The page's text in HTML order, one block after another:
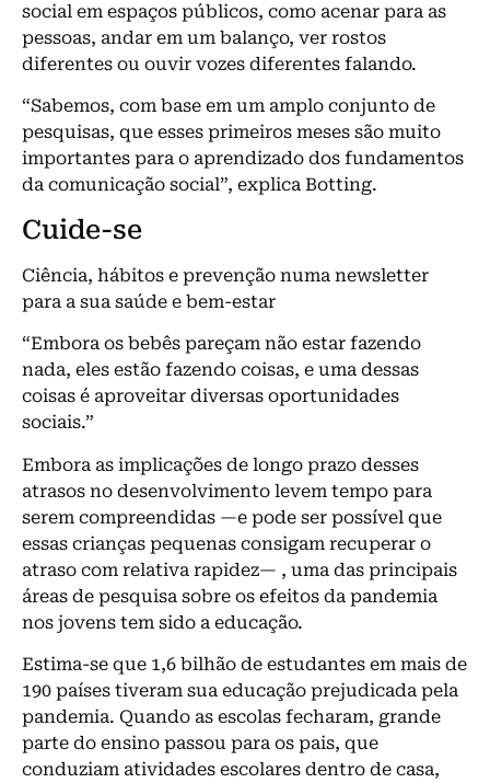
social em espaços públicos, como acenar para as
pessoas, andar em um balanço, ver rostos
diferentes ou ouvir vozes diferentes falando.
“Sabemos, com base em um amplo conjunto de
pesquisas, que esses primeiros meses são muito
importantes para o aprendizado dos fundamentos
da comunicação social”, explica Botting.
Cuide-se
Ciência, hábitos e prevenção numa newsletter
para a sua saúde e bem-estar
“Embora os bebês pareçam não estar fazendo
nada, eles estão fazendo coisas, e uma dessas
coisas é aproveitar diversas oportunidades
sociais.”
Embora as implicações de longo prazo desses
atrasos no desenvolvimento levem tempo para
serem compreendidas —e pode ser possível que
essas crianças pequenas consigam recuperar o
atraso com relativa rapidez— , uma das principais
áreas de pesquisa sobre os efeitos da pandemia
nos jovens tem sido a educação.
Estima-se que 1,6 bilhão de estudantes em mais de
190 países tiveram sua educação prejudicada pela
pandemia. Quando as escolas fecharam, grande
parte do ensino passou para os pais, que
conduziam atividades escolares dentro de casa,